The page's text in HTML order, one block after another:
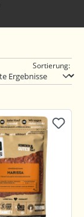
Sortierung: